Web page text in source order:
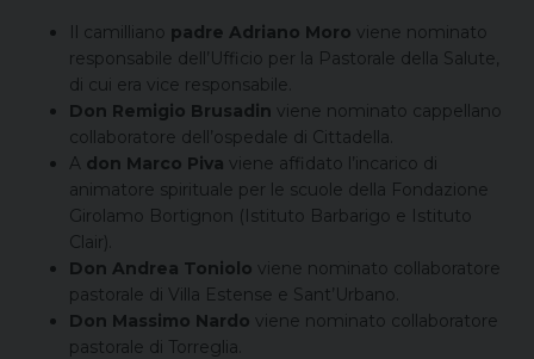
Il camilliano padre Adriano Moro viene nominato
responsabile dell’Ufficio per la Pastorale della Salute,
di cui era vice responsabile.
Don Remigio Brusadin viene nominato cappellano
collaboratore dell’ospedale di Cittadella.
A don Marco Piva viene affidato l’incarico di
animatore spirituale per le scuole della Fondazione
Girolamo Bortignon (Istituto Barbarigo e Istituto
Clair).
Don Andrea Toniolo viene nominato collaboratore
pastorale di Villa Estense e Sant’Urbano.
Don Massimo Nardo viene nominato collaboratore
pastorale di Torreglia.